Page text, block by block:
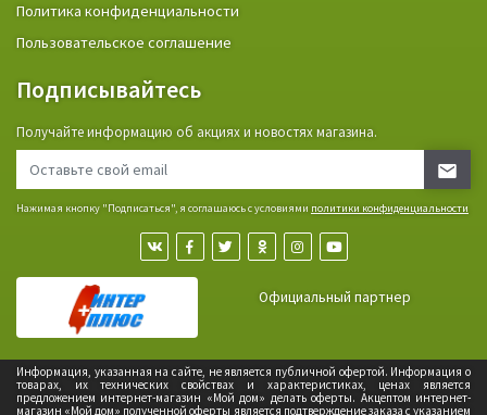
Политика конфиденциальности
Пользовательское соглашение
Подписывайтесь
Получайте информацию об акциях и новостях магазина.
Нажимая кнопку "Подписаться", я соглашаюсь с условиями политики конфиденциальности
Официальный партнер
Информация, указанная на сайте, не является публичной офертой. Информация о
товарах, их технических свойствах и характеристиках, ценах является
предложением интернет-магазин «Мой дом» делать оферты. Акцептом интернет-
магазин «Мой дом» полученной оферты является подтверждение заказа с указанием